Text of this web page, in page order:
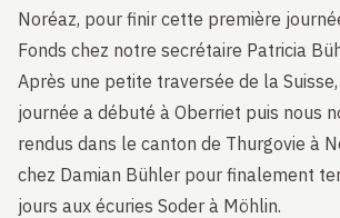
Noréaz, pour finir cette première
Fonds chez notre secrétaire Patricia
Après une petite traversée de la
journée a débuté à Oberriet puis nous
rendus dans le canton de Thurgovie à
chez Damian Bühler pour finalement
jours aux écuries Soder à Möhlin.